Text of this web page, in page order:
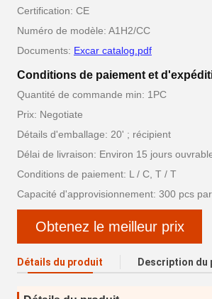
Certification: CE
Numéro de modèle: A1H2/CC
Documents: Excar catalog.pdf
Conditions de paiement et
Quantité de commande min: 1PC
Prix: Negotiate
Détails d'emballage: 20' ; récipient
Délai de livraison: Environ 15 jours
Conditions de paiement: L / C, T / T
Capacité d'approvisionnement: 300 pcs
Obtenez le meilleur prix
Détails du produit Description du